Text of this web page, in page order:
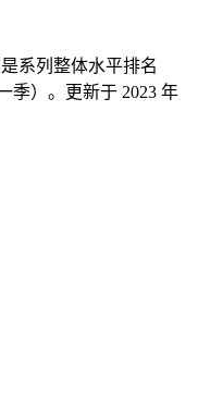
系列整体水平排名
季）。更新于 2023 年